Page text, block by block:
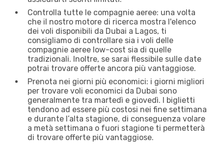
Controlla tutte le compagnie aeree: una volta
che il nostro motore di ricerca mostra l'elenco
dei voli disponibili da Dubai a Lagos, ti
consigliamo di controllare sia i voli delle
compagnie aeree low-cost sia di quelle
tradizionali. Inoltre, se sarai flessibile sulle date
potrai trovare offerte ancora più vantaggiose.
Prenota nei giorni più economici: i giorni migliori
per trovare voli economici da Dubai sono
generalmente tra martedì e giovedì. I biglietti
tendono ad essere più costosi nei fine settimana
e durante l’alta stagione, di conseguenza volare
a metà settimana o fuori stagione ti permetterà
di trovare offerte più vantaggiose.